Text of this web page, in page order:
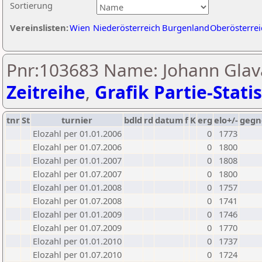
Sortierung
Vereinslisten:Wien Niederösterreich Burgenland
Pnr:103683 Name: Johann
Zeitreihe, Grafik Partie-
tnrSt turnier bdld rd datumf Kerg elo+/-
Elozahl per 01.01.2006
0
1773
Elozahl per 01.07.2006
0
1800
Elozahl per 01.01.2007
0
1808
Elozahl per 01.07.2007
0
1800
Elozahl per 01.01.2008
0
1757
Elozahl per 01.07.2008
0
1741
Elozahl per 01.01.2009
0
1746
Elozahl per 01.07.2009
0
1770
Elozahl per 01.01.2010
0
1737
Elozahl per 01.07.2010
0 1724